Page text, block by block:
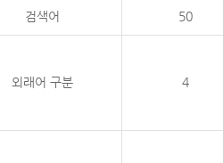
검색어 50
외래어 구분 4